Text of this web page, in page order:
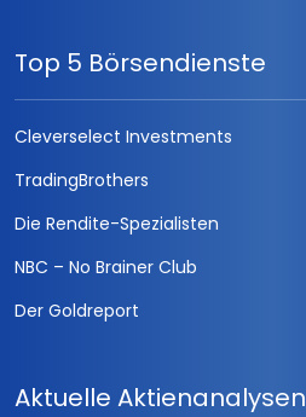
Top 5 Börsendienste
Cleverselect Investments
TradingBrothers
Die Rendite-Spezialisten
NBC – No Brainer Club
Der Goldreport
Aktuelle Aktienanalysen